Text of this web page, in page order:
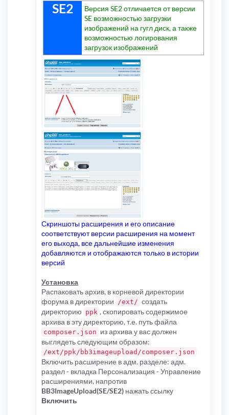
SE2
Версия SE2 отличается от версии
SE возможностью загрузки
изображений на гугл диск, а также
возможностью логирования
загрузок изображений
Скриншоты расширения и его описание
соответствуют версии расширения на момент
его выхода, все дальнейшие изменения
добавляются и отображаются только в истории
версий
Установка
Распаковать архив, в корневой директории
форума в директории /ext/ создать
директорию ppk , скопировать содержимое
архива в эту директорию, т.е. путь файла
composer.json из архива у вас должен
выглядеть следующим образом:
/ext/ppk/bb3imageupload/composer.json
Включить расширение в адм. разделе: адм.
раздел - вкладка Персонализация - Управление
расширениями, напротив
BB3ImageUpload(SE/SE2) нажать ссылку
Включить